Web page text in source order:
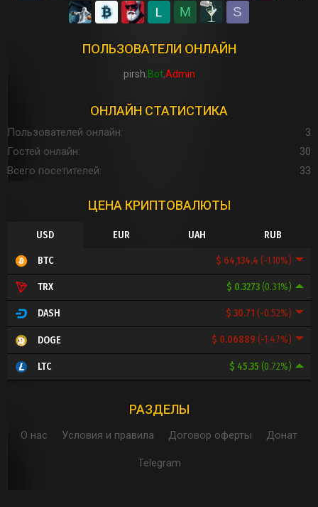
M
S
ПОЛЬЗОВАТЕЛИ ОНЛАЙН
pirsh Bot Admin
ОНЛАЙН СТАТИСТИКА
Пользователей онлайн
3
Гостей онлайн
30
Всего посетителей
33
ЦЕНА КРИПТОВАЛЮТЫ
USD EUR UAH RUB
$ 64,134.4 (-1.10%)
BTC
$ 0.3273(0.31%)
TRX
$ 30.71 (-0.52%)
DASH
$ 0.06889 (-1.47%)
DOGE
$ 45.35 (0.72%)
LTC
РАЗДЕЛЫ
О нас Условия и правила Договор оферты Донат
Telegram